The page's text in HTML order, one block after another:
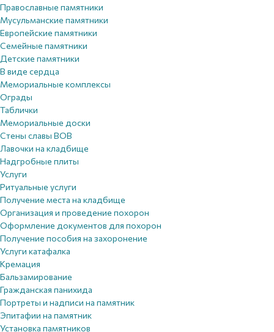
Православные памятники
Мусульманские памятники
Европейские памятники
Семейные памятники
Детские памятники
В виде сердца
Мемориальные комплексы
Ограды
Таблички
Мемориальные доски
Стены славы ВОВ
Лавочки на кладбище
Надгробные плиты
Услуги
Ритуальные услуги
Получение места на кладбище
Организация и проведение похорон
Оформление документов для похорон
Получение пособия на захоронение
Услуги катафалка
Кремация
Бальзамирование
Гражданская панихида
Портреты и надписи на памятник
Эпитафии на памятник
Установка памятников